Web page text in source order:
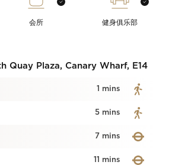
会所 健身俱乐部
Quay Plaza, Canary Wharf, E14
1 mins
5 mins
7 mins
11 mins